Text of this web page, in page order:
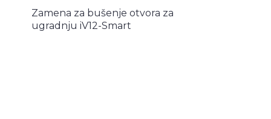
Zamena za bušenje otvora za
ugradnju iV12-Smart